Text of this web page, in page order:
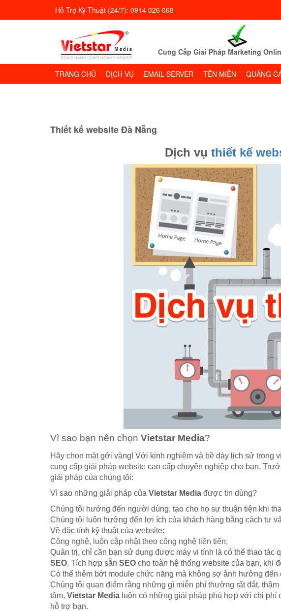
Hỗ Trợ Kỹ Thuật (24/7): 0914 026 068
Cung Cấp Giải Pháp Marketing
TRANG CHỦ DỊCH VỤ EMAIL SERVER TÊN MIỀN QUẢNG
Thiết kế website Đà Nẵng
Dịch vụ thiết kế
Vì sao bạn nên chọn Vietstar Media?
Hãy chọn mặt gởi vàng! Với kinh nghiệm và bề dày lịch sử
cung cấp giải pháp website cao cấp chuyên nghiệp cho bạn.
giải pháp của chúng tôi:
Vì sao những giải pháp của Vietstar Media được tin dùng?
Chúng tôi hướng đến người dùng, tạo cho họ sự thuận tiện khi
Chúng tôi luôn hướng đến lợi ích của khách hàng bằng cách tư
Về đặc tính kỹ thuật của website:
Công nghệ, luôn cập nhật theo công nghệ tiên tiến;
Quản trị, chỉ cần bạn sử dụng được máy vi tính là có thể thao tác
SEO, Tích hợp sẵn SEO cho toàn hệ thống website của bạn, khi
Có thể thêm bớt module chức năng mà không sợ ảnh hưởng đến
Chúng tôi quan điểm rằng những gì miễn phí thường rất đắt,
tâm, Vietstar Media luôn có những giải pháp phù hợp với chi
hỗ trợ bạn.